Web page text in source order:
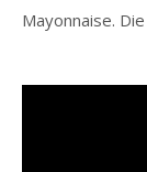
Mayonnaise.